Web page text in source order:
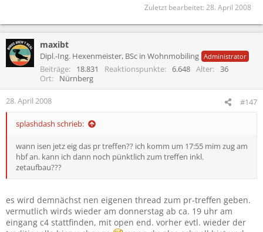
Zuletzt bearbeitet: 28. April 2008
maxibt
Dipl.-Ing. Hexenmeister, BSc in Wohnmobiling Administrator
Beiträge 18.831 Reaktionspunkte 6.648 Alter
36
Ort
Nürnberg
28. April 2008 #147
splashdash schrieb:
wann isen jetz eig das pr treffen?? ich komm um 17:55 mim zug am
hbf an. kann ich dann noch pünktlich zum treffen inkl.
zetaufbau???
es wird demnächst nen eigenen thread zum pr-treffen geben.
vermutlich wirds wieder am donnerstag ab ca. 19 uhr am
eingang c4 stattfinden, mit open end. vorher evtl. wieder der